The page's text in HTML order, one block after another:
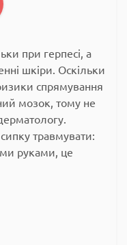
при герпесі, а
шкіри. Оскільки
спрямування
мозок, тому не
травмувати:
руками, це